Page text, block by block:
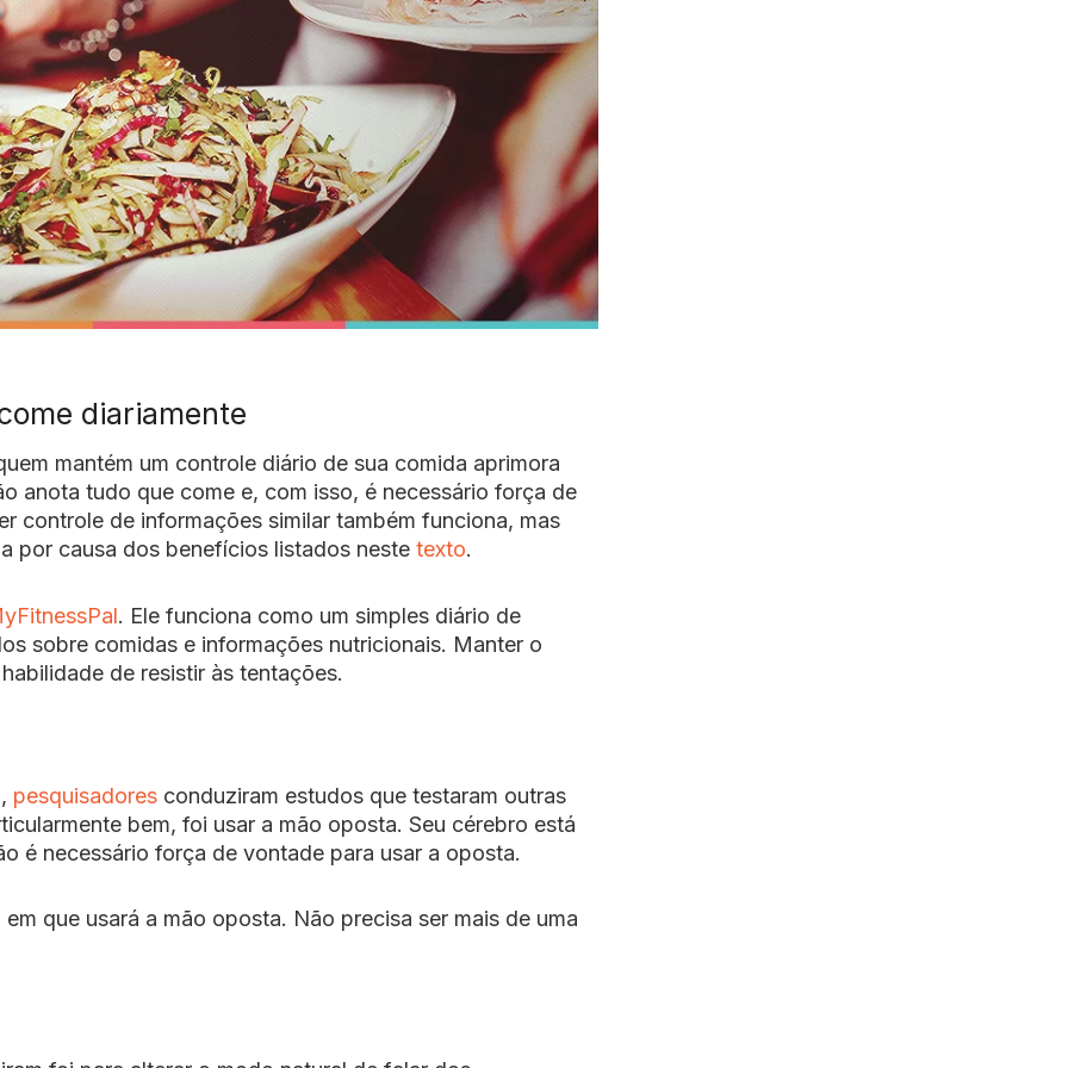
diariamente
mantém um controle diário de sua comida aprimora
anota tudo que come e, com isso, é necessário força de
controle de informações similar também funciona, mas
por causa dos benefícios listados neste texto.
. Ele funciona como um simples diário de
sobre comidas e informações nutricionais. Manter o
de resistir às tentações.
pesquisadores conduziram estudos que testaram outras
bem, foi usar a mão oposta. Seu cérebro está
é necessário força de vontade para usar a oposta.
que usará a mão oposta. Não precisa ser mais de uma